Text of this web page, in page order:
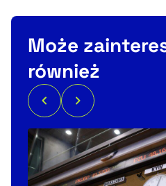
Może
również